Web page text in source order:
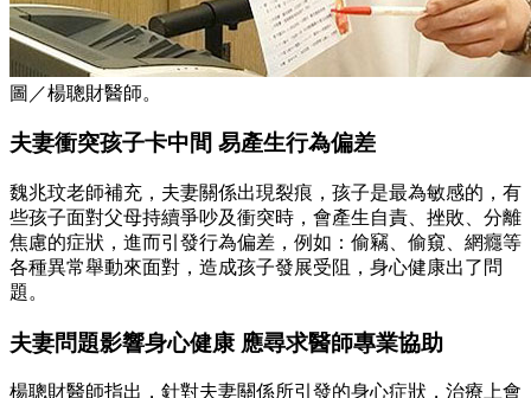
圖／楊聰財醫師。
夫妻衝突孩子卡中間 易產生行為偏差
魏兆玟老師補充，夫妻關係出現裂痕，孩子是最為敏感的，有
些孩子面對父母持續爭吵及衝突時，會產生自責、挫敗、分離
焦慮的症狀，進而引發行為偏差，例如：偷竊、偷窺、網癮等
各種異常舉動來面對，造成孩子發展受阻，身心健康出了問
題。
夫妻問題影響身心健康 應尋求醫師專業協助
楊聰財醫師指出，針對夫妻關係所引發的身心症狀，治療上會